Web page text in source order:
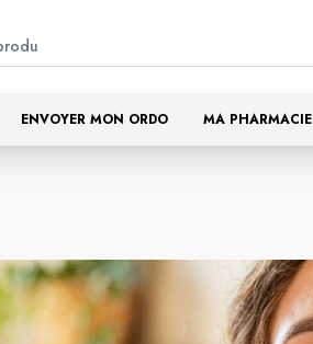
ENVOYER MON ORDO MA PHARMACIE